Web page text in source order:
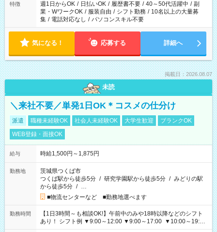
特徴 週1日からOK / 日払いOK / 履歴書不要 / 40～50代活躍中 / 副
業・WワークOK / 服装自由 / シフト勤務 / 10名以上の大量募
集 / 電話対応なし / パソコンスキル不要
気になる！ 応募する 詳細へ
掲載日：2026.08.07
未読
＼来社不要／単発1日OK＊コスメの仕分け
派遣 職種未経験OK 社会人未経験OK 大学生歓迎
ブランクOK
WEB登録・面接OK
給与 時給1,500円～1,875円
勤務地
茨城県つくば市
つくば駅から徒歩5分 / 研究学園駅から徒歩5分 / みどりの駅
から徒歩5分 / …
■物流センターなど ■勤務地選べます
勤務時間
【1日3時間～も相談OK!】午前中のみや18時以降などのシフト
あり！ シフト例 ▼9:00～12:00 ▼9:00～17:00 ▼10:00～19:00
▼18:00～21:00